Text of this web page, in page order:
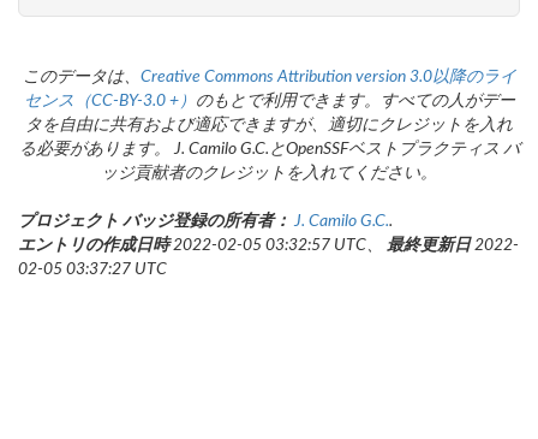
このデータは、 Creative Commons Attribution version 3.0以降のライ
センス（CC-BY-3.0 +）
のもとで利用できます。すべての人がデー
タを自由に共有および適応できますが、適切にクレジットを入れ
る必要があります。 J. Camilo G.C.とOpenSSFベストプラクティス バ
ッジ貢献者のクレジットを入れてください。
プロジェクト バッジ登録の所有者： J. Camilo G.C..
エントリの作成日時2022-02-05 03:32:57 UTC、 最終更新日2022-
02-05 03:37:27 UTC